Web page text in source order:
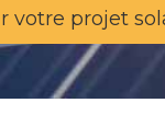
votre projet